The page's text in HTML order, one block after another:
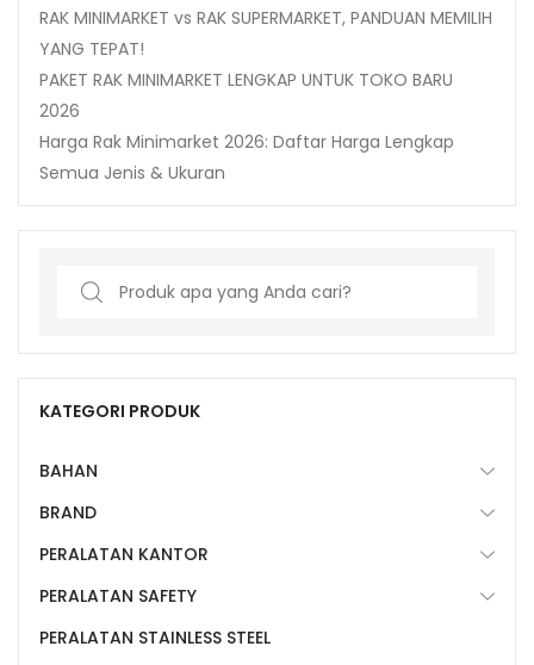
RAK MINIMARKET vs RAK SUPERMARKET, PANDUAN MEMILIH
YANG TEPAT!
PAKET RAK MINIMARKET LENGKAP UNTUK TOKO BARU
2026
Harga Rak Minimarket 2026: Daftar Harga Lengkap
Semua Jenis & Ukuran
Search
KATEGORI PRODUK
BAHAN
BRAND
PERALATAN KANTOR
PERALATAN SAFETY
PERALATAN STAINLESS STEEL